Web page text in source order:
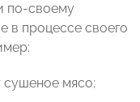
по-своему
в процессе своего
сушеное мясо;